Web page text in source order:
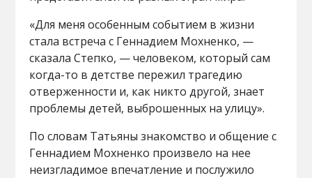
«Для меня особенным событием в жизни
стала встреча с Геннадием Мохненко, —
сказала Степко, — человеком, который сам
когда-то в детстве пережил трагедию
отверженности и, как никто другой, знает
проблемы детей, выброшенных на улицу».
По словам Татьяны знакомство и общение с
Геннадием Мохненко произвело на нее
неизгладимое впечатление и послужило